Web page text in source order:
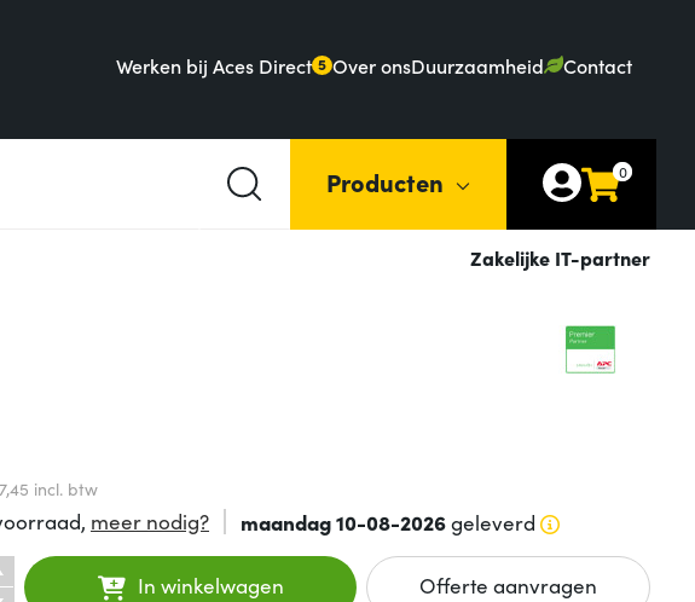
Werken bij Aces Direct 5 Over onsDuurzaamheid Contact
Producten 0
Zakelijke IT-partner
45 incl. btw
meer nodig? maandag 10-08-2026geleverd
In winkelwagen Offerte aanvragen